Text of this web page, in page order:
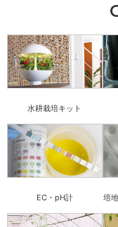
水耕栽培キット
EC・pH計 培